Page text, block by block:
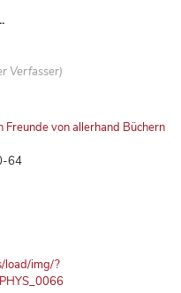
Verfasser)
von allerhand Büchern
64
load/img/?